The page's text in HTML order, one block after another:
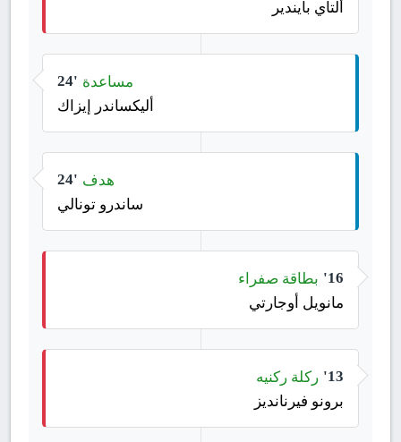
ألتاي بايندير
24' مساعدة
أليكساندر إيزاك
24' هدف
ساندرو تونالي
16'
بطاقة صفراء
مانويل أوجارتي
13' ركلة ركنيه
برونو فيرنانديز